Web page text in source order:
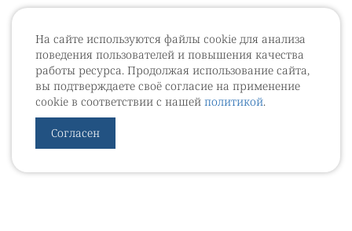
На сайте используются файлы cookie для анализа
поведения пользователей и повышения качества
работы ресурса. Продолжая использование сайта,
вы подтверждаете своё согласие на применение
cookie в соответствии с нашей политикой.
Согласен